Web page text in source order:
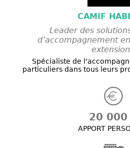
CAMIF
Leader des
d’accompagnement
Spécialiste de
particuliers dans tous leurs
20 000
APPORT